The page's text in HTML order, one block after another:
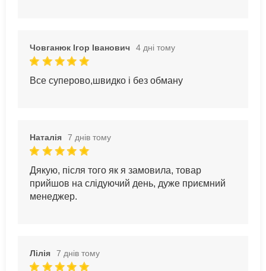
Човганюк Ігор Іванович 4 дні тому
Все суперово,швидко і без обману
Наталія 7 днів тому
Дякую, після того як я замовила, товар
прийшов на слідуючий день, дуже приємний
менеджер.
Лілія 7 днів тому